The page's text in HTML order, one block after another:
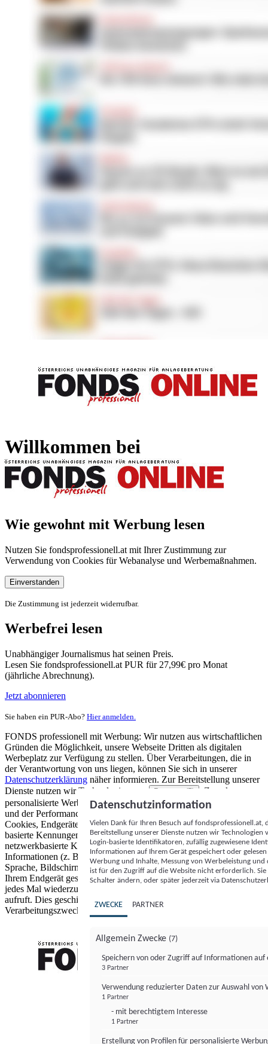
Willkommen bei
Wie gewohnt mit Werbung lesen
Nutzen Sie fondsprofessionell.at mit Ihrer Zustimmung zur
Verwendung von Cookies für Webanalyse und Werbemaßnahmen.
Einverstanden
Die Zustimmung ist jederzeit widerrufbar.
Werbefrei lesen
Unabhängiger Journalismus hat seinen Preis.
Lesen Sie fondsprofessionell.at PUR für 27,99€ pro Monat
(jährliche Abrechnung).
Jetzt abonnieren
Sie haben ein PUR-Abo? Hier anmelden.
FONDS professionell mit Werbung: Wir nutzen aus wirtschaftlichen
Gründen die Möglichkeit, unsere Webseite Dritten als digitalen
Werbeplatz zur Verfügung zu stellen. Über Verarbeitungen, die in
der Verantwortung von uns liegen, können Sie sich in unserer
Datenschutzerklärung näher informieren. Zur Bereitstellung unserer
Dienste nutzen wir Technologien von
Partnern (5)
. Zwecke:
personalisierte Werbung und Inhalte, Messung von Werbeleistung
und der Performance von Inhalten sowie Zielgruppenforschung.
Cookies, Endgeräte- oder ähnliche Online-Kennungen (z. B. login-
basierte Kennungen, zufällig generierte Kennungen,
netzwerkbasierte Kennungen) können zusammen mit anderen
Informationen (z. B. Browsertyp und Browserinformationen,
Sprache, Bildschirmgröße, unterstützte Technologien usw.) auf
Ihrem Endgerät gespeichert oder von dort ausgelesen werden, um es
jedes Mal wiederzuerkennen, wenn es eine App oder einer Webseite
aufruft. Dies geschieht für einen oder mehrere der hier aufgeführten
Verarbeitungszwecke.
Datenschutzinformation
Vielen Dank für Ihren Besuch auf
Bereitstellung unserer Dienste nutzen wir Technologien
Login-basierte Identifikatoren, zufällig zugewiesene
Informationen auf Ihrem Gerät gespeichert oder
Werbung und Inhalte, Messung von Werbeleistung
ist für den Zugriff auf die Website nicht erforderlich.
Schalter ändern, oder später jederzeit via
ZWECKE PARTNER
Allgemein Zwecke (7)
Speichern von oder Zugriff auf Informationen auf
3 Partner
Verwendung reduzierter Daten zur Auswahl von
1 Partner
- mit berechtigtem Interesse
1 Partner
Erstellung von Profilen für personalisierte
FONDS professionell